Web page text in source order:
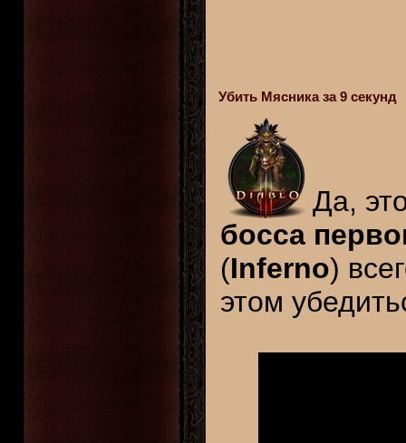
Убить Мясника за 9 секунд
Да,
босса
(Inferno)
этом